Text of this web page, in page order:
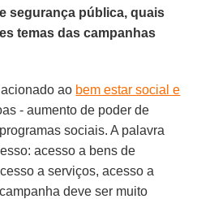
segurança pública, quais
temas das campanhas
ao bem estar social e
- aumento de poder de
sociais. A palavra
acesso a bens de
a serviços, acesso a
deve ser muito